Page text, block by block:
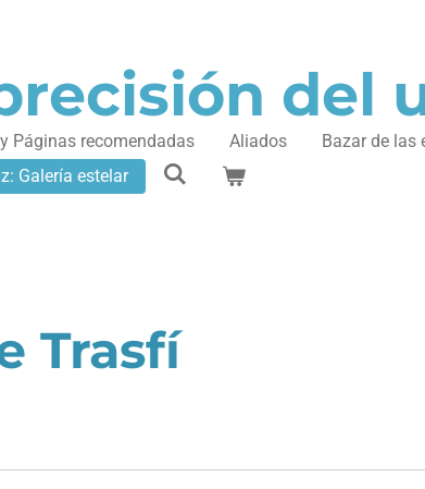
del
Páginas recomendadas Aliados
Bazar de las
Galería estelar
Trasfí